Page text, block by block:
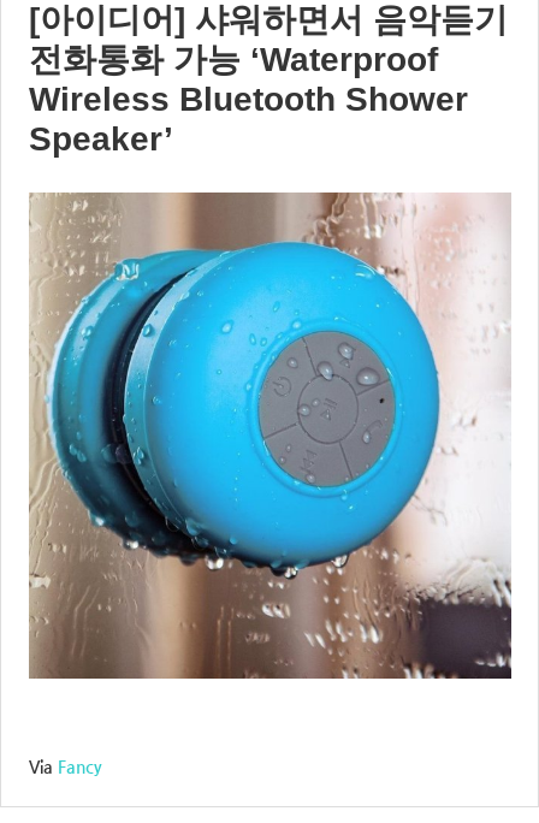
[아이디어] 샤워하면서 음악듣기
전화통화 가능 ‘Waterproof
Wireless Bluetooth Shower
Speaker’
Via Fancy